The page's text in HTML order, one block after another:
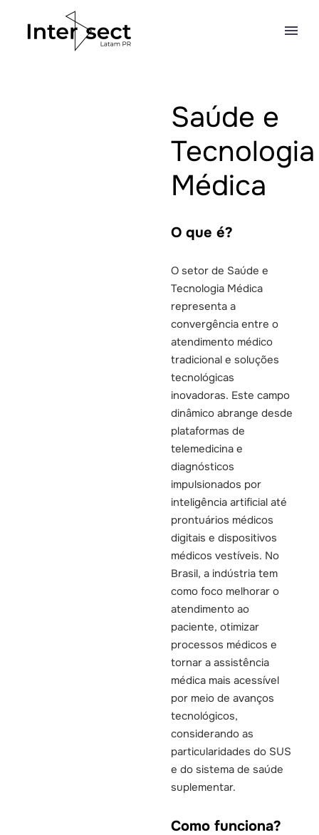
Saúde e
Tecnologia
Médica
O que é?
O setor de Saúde e
Tecnologia Médica
representa a
convergência entre o
atendimento médico
tradicional e soluções
tecnológicas
inovadoras. Este campo
dinâmico abrange desde
plataformas de
telemedicina e
diagnósticos
impulsionados por
inteligência artificial até
prontuários médicos
digitais e dispositivos
médicos vestíveis. No
Brasil, a indústria tem
como foco melhorar o
atendimento ao
paciente, otimizar
processos médicos e
tornar a assistência
médica mais acessível
por meio de avanços
tecnológicos,
considerando as
particularidades do SUS
e do sistema de saúde
suplementar.
Como funciona?